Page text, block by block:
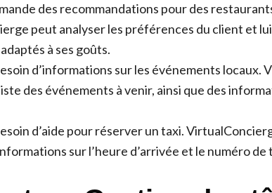
des recommandations pour des
peut analyser les préférences du client et
à ses goûts.
d’informations sur les événements locaux.
des événements à venir, ainsi que des
d’aide pour réserver un taxi.
sur l’heure d’arrivée et le numéro